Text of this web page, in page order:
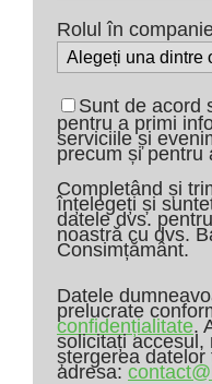
Rolul în
Sunt de acord
pentru a primi
serviciile și
precum și pentru
Completând și
înțelegeți și
datele dvs.
noastră cu dvs.
Consimțământ.
Datele
prelucrate
confidențialitate.
solicitați accesul,
ștergerea
adresa: